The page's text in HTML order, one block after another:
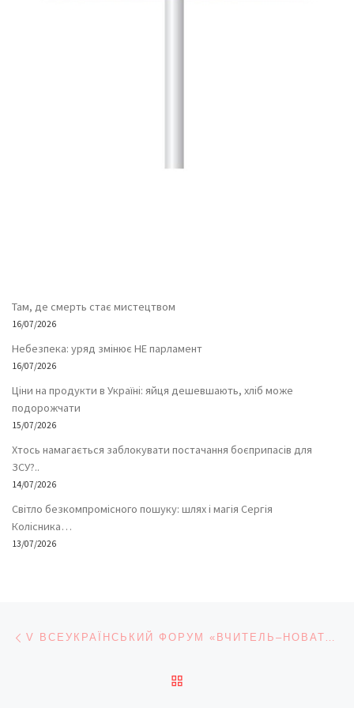
Там, де смерть стає мистецтвом
16/07/2026
Небезпека: уряд змінює НЕ парламент
16/07/2026
Ціни на продукти в Україні: яйця дешевшають, хліб може
подорожчати
15/07/2026
Хтось намагається заблокувати постачання боєприпасів для
ЗСУ?..
14/07/2026
Світло безкомпромісного пошуку: шлях і магія Сергія
Колісника…
13/07/2026
Навігація записів V ВСЕУКРАЇНСЬКИЙ ФОРУМ «ВЧИТЕЛЬ–НОВАТОР»